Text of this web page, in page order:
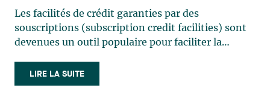
de facilités de crédit garanties par des
souscriptions
Les facilités de crédit garanties par des
souscriptions (subscription credit facilities) sont
devenues un outil populaire pour faciliter la
d’investissement. Toutefois, le fonctionnement
de ces facilités n’est pas toujours bien compris par
LIRE LA SUITE